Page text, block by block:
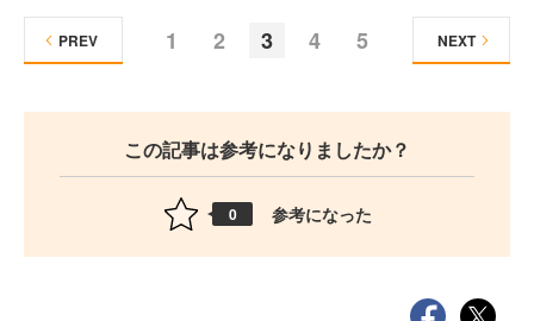
1 2 3 4 5
PREV NEXT
この記事は参考になりましたか？
0 参考になった